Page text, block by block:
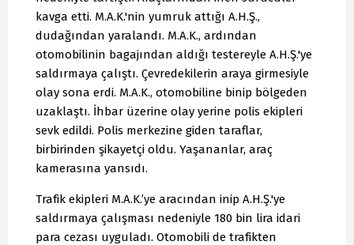
kavga etti. M.A.K.'nin yumruk attığı A.H.Ş.,
dudağından yaralandı. M.A.K., ardından
otomobilinin bagajından aldığı testereyle A.H.Ş.'ye
saldırmaya çalıştı. Çevredekilerin araya girmesiyle
olay sona erdi. M.A.K., otomobiline binip bölgeden
uzaklaştı. İhbar üzerine olay yerine polis ekipleri
sevk edildi. Polis merkezine giden taraflar,
birbirinden şikayetçi oldu. Yaşananlar, araç
kamerasına yansıdı.
Trafik ekipleri M.A.K.’ye aracından inip A.H.Ş.'ye
saldırmaya çalışması nedeniyle 180 bin lira idari
para cezası uyguladı. Otomobili de trafikten